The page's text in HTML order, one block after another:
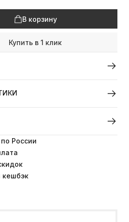
В корзину
Купить в 1 клик
России
кешбэк